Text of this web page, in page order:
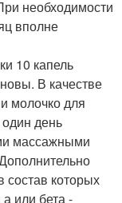
необходимости
вполне
10 капель
В качестве
молочко для
день
массажными
состав которых
или бета -